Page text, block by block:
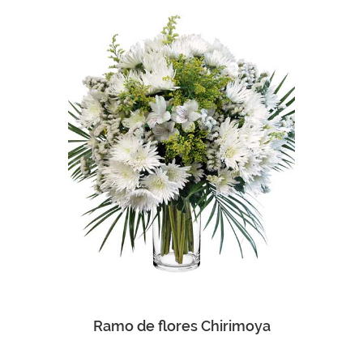
Comprar
Ramo de flores Chirimoya